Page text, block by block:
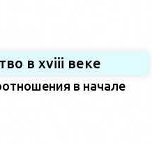
в хviii веке
в начале